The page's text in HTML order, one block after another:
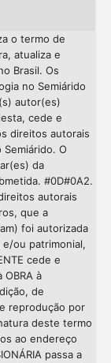
o termo de
atualiza e
Brasil. Os
no Semiárido
autor(es)
cede e
direitos autorais
O
da
#0D#0A2.
autorais
que a
foi autorizada
ou patrimonial,
cede e
à
de
reprodução por
deste termo
ao endereço
passa a